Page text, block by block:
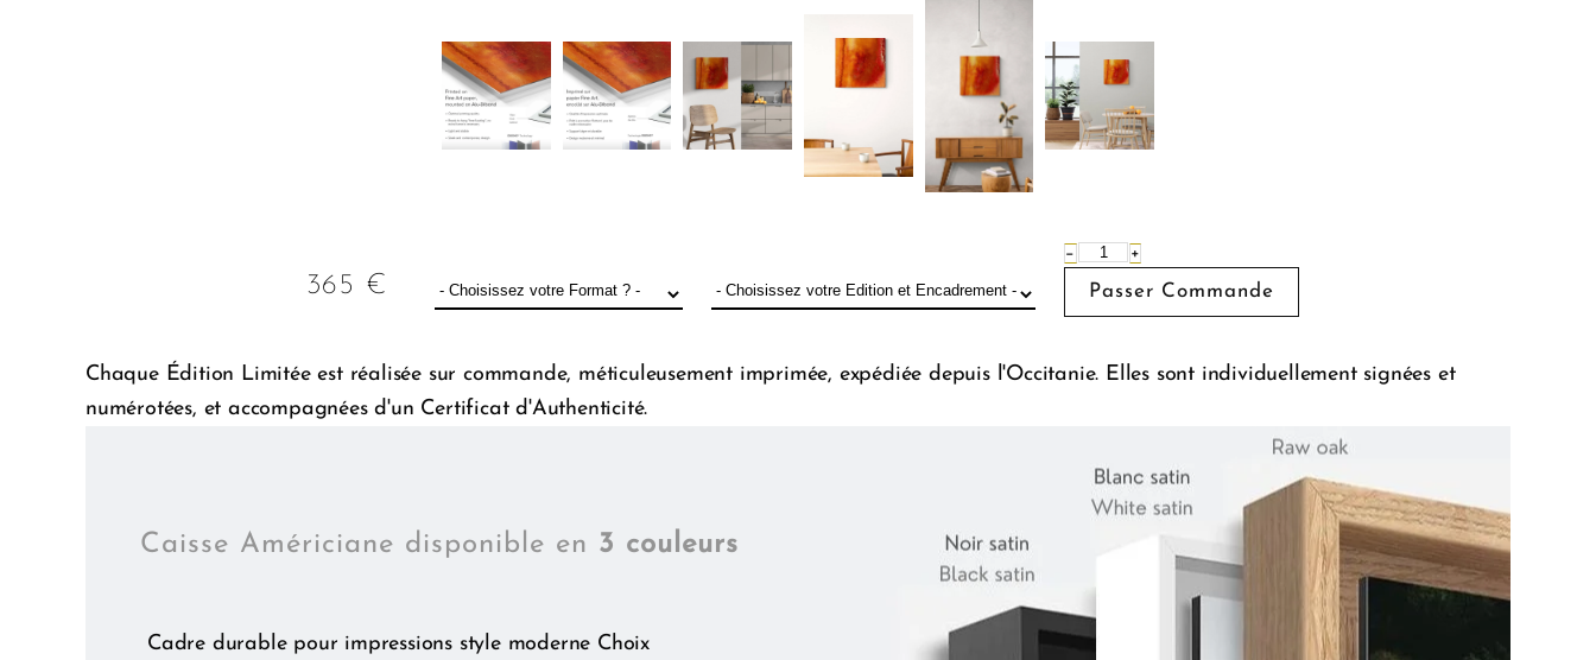
365 €
− +
Chaque Édition Limitée est réalisée sur commande, méticuleusement imprimée, expédiée depuis l'Occitanie. Elles sont individuellement signées et
numérotées, et accompagnées d'un Certificat d'Authenticité.
Caisse Américiane disponible en 3 couleurs
Cadre durable pour impressions style moderne Choix